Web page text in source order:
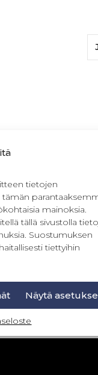
tietojen
mainoksia.
tällä sivustolla
Suostumuksen
tiettyihin
Näytä